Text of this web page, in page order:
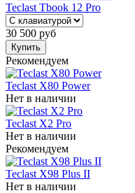
Teclast Tbook 12 Pro
30 500 руб
Купить
Рекомендуем
Teclast X80 Power
Нет в наличии
Teclast X2 Pro
Нет в наличии
Рекомендуем
Teclast X98 Plus II
Нет в наличии